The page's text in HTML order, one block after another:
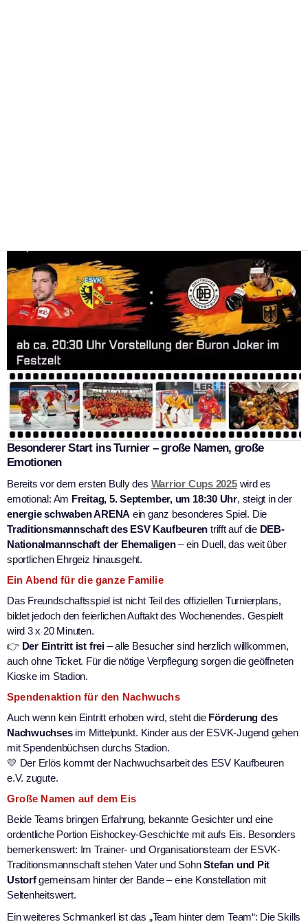
Besonderer Start ins Turnier – große Namen, große
Emotionen
Bereits vor dem ersten Bully des Warrior Cups 2025wird es
emotional: Am Freitag, 5. September, um 18:30 Uhr, steigt in der
energie schwaben ARENA ein ganz besonderes Spiel. Die
Traditionsmannschaft des ESV Kaufbeuren trifft auf die DEB-
Nationalmannschaft der Ehemaligen– ein Duell, das weit über
sportlichen Ehrgeiz hinausgeht.
Ein Abend für die ganze Familie
Das Freundschaftsspiel ist nicht Teil des offiziellen Turnierplans,
bildet jedoch den feierlichen Auftakt des Wochenendes. Gespielt
wird 3 x 20 Minuten.
👉 Der Eintritt ist frei– alle Besucher sind herzlich willkommen,
auch ohne Ticket. Für die nötige Verpflegung sorgen die geöffneten
Kioske im Stadion.
Spendenaktion für den Nachwuchs
Auch wenn kein Eintritt erhoben wird, steht die Förderung des
Nachwuchsesim Mittelpunkt. Kinder aus der ESVK-Jugend gehen
mit Spendenbüchsen durchs Stadion.
💛 Der Erlös kommt der Nachwuchsarbeit des ESV Kaufbeuren
e.V. zugute.
Große Namen auf dem Eis
Beide Teams bringen Erfahrung, bekannte Gesichter und eine
ordentliche Portion Eishockey-Geschichte mit aufs Eis. Besonders
bemerkenswert: Im Trainer- und Organisationsteam der ESVK-
Traditionsmannschaft stehen Vater und SohnStefan und Pit
Ustorfgemeinsam hinter der Bande – eine Konstellation mit
Seltenheitswert.
Ein weiteres Schmankerl ist das „Team hinter dem Team“: Die Skills